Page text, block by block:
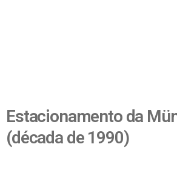
Estacionamento da
(década de 1990)